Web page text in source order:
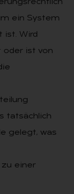
ein System
ist. Wird
oder ist von
tatsächlich
gelegt, was
einer